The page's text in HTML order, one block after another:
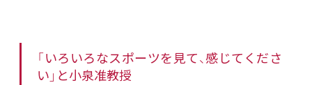
「いろいろなスポーツを見て、感じてくださ
い」と小泉准教授